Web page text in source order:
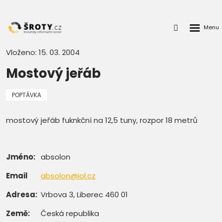
Přihlášení
Vloženo: 15. 03. 2004
Mostový jeřáb
POPTÁVKA
mostový jeřáb fuknkční na 12,5 tuny, rozpor 18 metrů
Jméno: absolon
Email
absolon@iol.cz
Adresa: Vrbova 3, Liberec 460 01
Země:
Česká republika